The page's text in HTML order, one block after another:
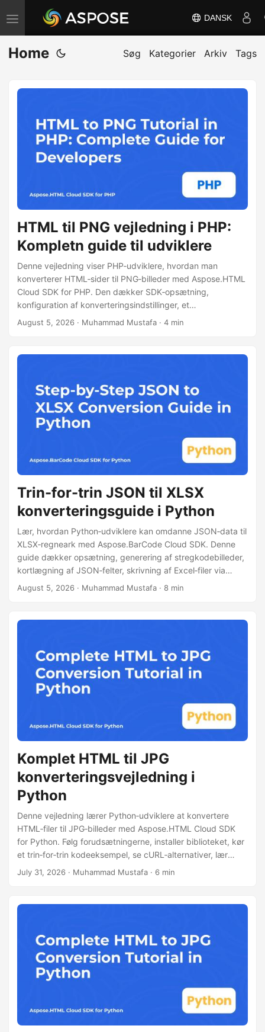
S
k
i
DANSK
Home Søg Kategorier Arkiv Tags
HTML til PNG vejledning i PHP:
Kompletn guide til udviklere
Denne vejledning viser PHP‑udviklere, hvordan man
konverterer HTML‑sider til PNG‑billeder med Aspose.HTML
Cloud SDK for PHP. Den dækker SDK‑opsætning,
konfiguration af konverteringsindstillinger, et
kodeeksempel og cURL REST‑opkald til server‑side
August 5, 2026 · Muhammad Mustafa · 4 min
Trin-for-trin JSON til XLSX
konverteringsguide i Python
Lær, hvordan Python‑udviklere kan omdanne JSON‑data til
XLSX‑regneark med Aspose.BarCode Cloud SDK. Denne
guide dækker opsætning, generering af stregkodebilleder,
kortlægning af JSON‑felter, skrivning af Excel‑filer via
OpenPyXL samt ydeevnetips til store datasæt.
August 5, 2026 · Muhammad Mustafa · 8 min
Komplet HTML til JPG
konverteringsvejledning i
Python
Denne vejledning lærer Python‑udviklere at konvertere
HTML‑filer til JPG‑billeder med Aspose.HTML Cloud SDK
for Python. Følg forudsætningerne, installer biblioteket, kør
et trin‑for‑trin kodeeksempel, se cURL‑alternativer, lær
performance‑tips, licensinformation.
July 31, 2026 · Muhammad Mustafa · 6 min